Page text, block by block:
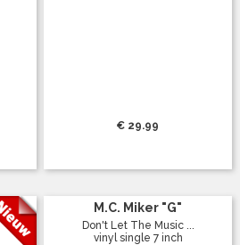
€ 29.99
M.C. Miker "G"
Don't Let The Music ...
vinyl single 7 inch